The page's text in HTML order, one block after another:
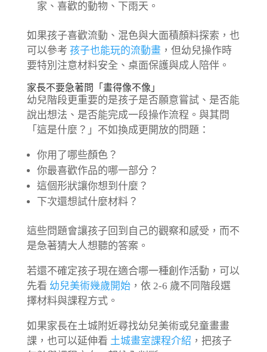
家、喜歡的動物、下雨天。
如果孩子喜歡流動、混色與大面積顏料探索，也
可以參考 孩子也能玩的流動畫，但幼兒操作時
要特別注意材料安全、桌面保護與成人陪伴。
家長不要急著問「畫得像不像」
幼兒階段更重要的是孩子是否願意嘗試、是否能
說出想法、是否能完成一段操作流程。與其問
「這是什麼？」不如換成更開放的問題：
你用了哪些顏色？
你最喜歡作品的哪一部分？
這個形狀讓你想到什麼？
下次還想試什麼材料？
這些問題會讓孩子回到自己的觀察和感受，而不
是急著猜大人想聽的答案。
若還不確定孩子現在適合哪一種創作活動，可以
先看 幼兒美術幾歲開始，依 2-6 歲不同階段選
擇材料與課程方式。
如果家長在土城附近尋找幼兒美術或兒童畫畫
課，也可以延伸看 土城畫室課程介紹 ，把孩子